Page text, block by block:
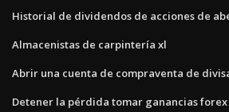
Historial de dividendos de acciones de
Almacenistas de carpintería xl
Abrir una cuenta de compraventa de
Detener la pérdida tomar ganancias